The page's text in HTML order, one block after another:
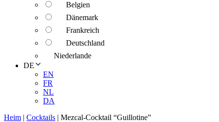
Belgien
Dänemark
Frankreich
Deutschland
Niederlande
DE
EN
FR
NL
DA
Heim | Cocktails | Mezcal-Cocktail “Guillotine”